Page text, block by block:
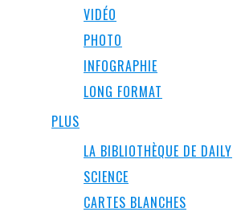
VIDÉO
PHOTO
INFOGRAPHIE
LONG FORMAT
PLUS
LA BIBLIOTHÈQUE DE DAILY
SCIENCE
CARTES BLANCHES